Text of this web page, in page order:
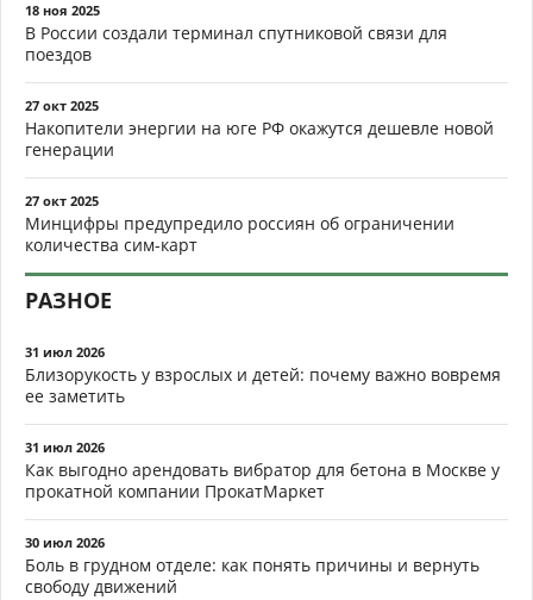
18 ноя 2025
В России создали терминал спутниковой связи для
поездов
27 окт 2025
Накопители энергии на юге РФ окажутся дешевле новой
генерации
27 окт 2025
Минцифры предупредило россиян об ограничении
количества сим-карт
РАЗНОЕ
31 июл 2026
Близорукость у взрослых и детей: почему важно вовремя
ее заметить
31 июл 2026
Как выгодно арендовать вибратор для бетона в Москве у
прокатной компании ПрокатМаркет
30 июл 2026
Боль в грудном отделе: как понять причины и вернуть
свободу движений